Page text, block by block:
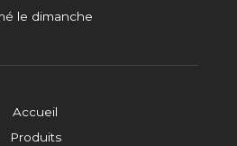
Accueil
Produits
le dimanche